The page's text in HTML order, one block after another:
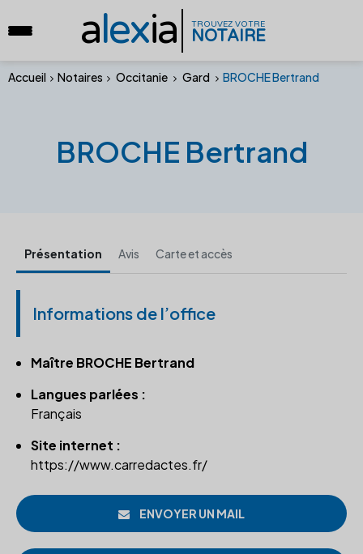
alexia TROUVEZ VOTRE
NOTAIRE
Accueil Notaires Occitanie Gard BROCHE Bertrand
BROCHE Bertrand
Présentation Avis Carte et accès
Informations de l’office
Maître BROCHE Bertrand
Langues parlées :
Français
Site internet :
https://www.carredactes.fr/
ENVOYER UN MAIL